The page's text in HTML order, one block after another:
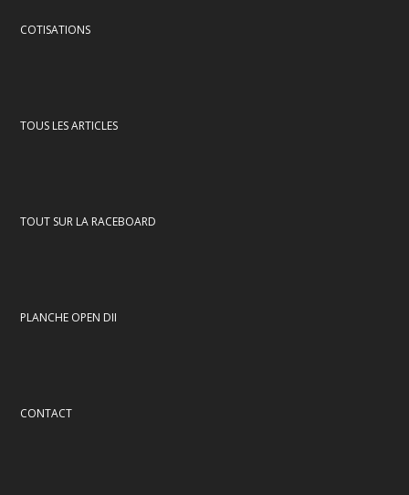
COTISATIONS
TOUS LES ARTICLES
TOUT SUR LA RACEBOARD
PLANCHE OPEN DII
CONTACT